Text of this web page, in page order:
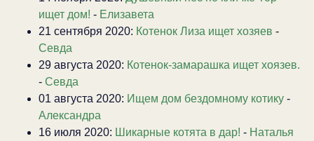
ищет дом! - Елизавета
21 сентября 2020: Котенок Лиза ищет хозяев -
Севда
29 августа 2020: Котенок-замарашка ищет хоязев.
- Севда
01 августа 2020: Ищем дом бездомному котику -
Александра
16 июля 2020: Шикарные котята в дар! - Наталья